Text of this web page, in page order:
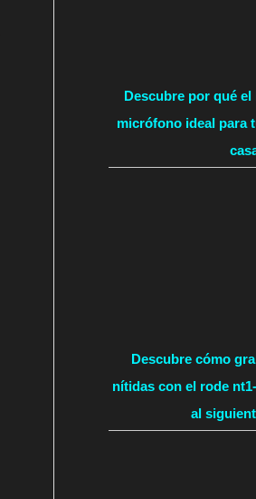
Descubre por qué el
micrófono ideal para
Descubre cómo
nítidas con el rode
al